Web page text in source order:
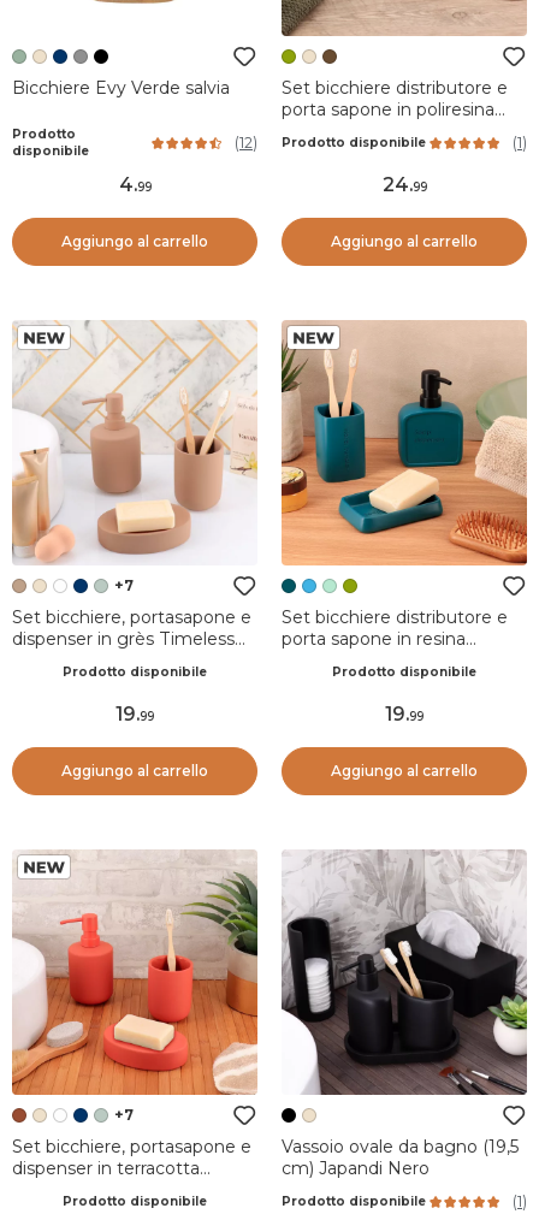
Bicchiere Evy Verde salvia
Prodotto
disponibile
(12)
4.99
Aggiungo al carrello
Set bicchiere distributore e
porta sapone in poliresina
Prodotto disponibile (1)
24.99
Aggiungo al carrello
+7
Set bicchiere, portasapone e
dispenser in grès Timeless
Prodotto disponibile
19.99
Aggiungo al carrello
Set bicchiere distributore e
porta sapone in resina
ottanioProdotto disponibile
19.99
Aggiungo al carrello
+7
Set bicchiere, portasapone e
dispenser in terracotta
Prodotto disponibile
Vassoio ovale da bagno (19,5
cm) Japandi Nero
Prodotto disponibile (1)